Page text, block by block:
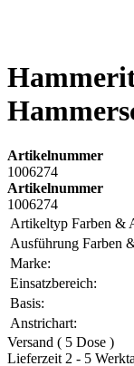
Artikelnummer
1006274
Artikelnummer
1006274
Artikeltyp Farben &
Ausführung Farben
Marke:
Einsatzbereich:
Basis:
Anstrichart:
Versand ( 5 Dose )
Lieferzeit 2 - 5